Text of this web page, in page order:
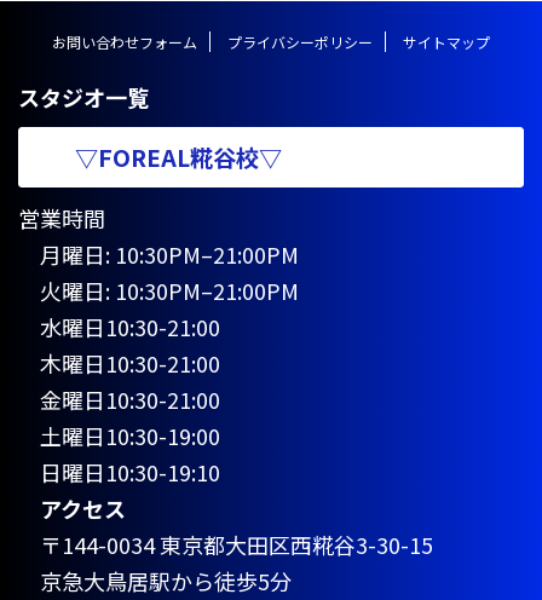
お問い合わせフォーム プライバシーポリシー サイトマップ
スタジオ一覧
▽FOREAL糀谷校▽
営業時間
月曜日: 10:30PM–21:00PM
火曜日: 10:30PM–21:00PM
水曜日10:30-21:00
木曜日10:30-21:00
金曜日10:30-21:00
土曜日10:30-19:00
日曜日10:30-19:10
アクセス
〒144-0034 東京都大田区西糀谷3-30-15
京急大鳥居駅から徒歩5分